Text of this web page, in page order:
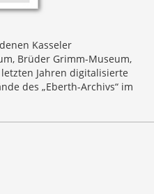
Kasseler
Brüder Grimm-Museum,
Jahren digitalisierte
des „Eberth-Archivs“ im